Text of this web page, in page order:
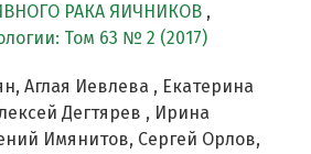
РАКА ЯИЧНИКОВ ,
Том 63 № 2 (2017)
Аглая Иевлева , Екатерина
Дегтярев , Ирина
Имянитов, Сергей Орлов,